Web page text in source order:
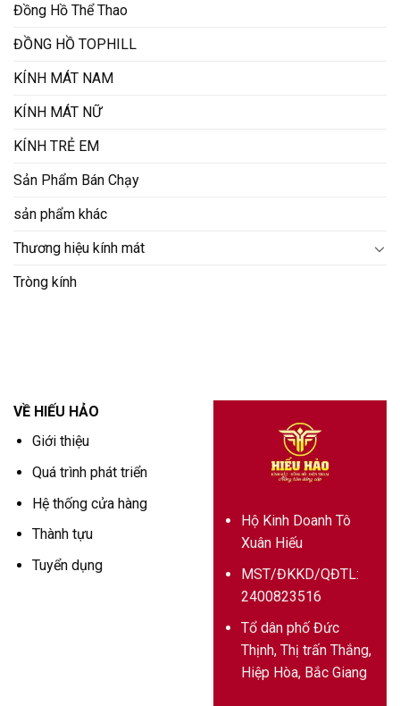
Đồng Hồ Thể Thao
ĐỒNG HỒ TOPHILL
KÍNH MÁT NAM
KÍNH MÁT NỮ
KÍNH TRẺ EM
Sản Phẩm Bán Chạy
sản phẩm khác
Thương hiệu kính mát
Tròng kính
VỀ HIẾU HẢO
Giới thiệu
Quá trình phát triển
Hệ thống cửa hàng
Thành tựu
Tuyển dụng
Hộ Kinh Doanh Tô
Xuân Hiếu
MST/ĐKKD/QĐTL:
2400823516
Tổ dân phố Đức
Thịnh, Thị trấn Thắng,
Hiệp Hòa, Bắc Giang